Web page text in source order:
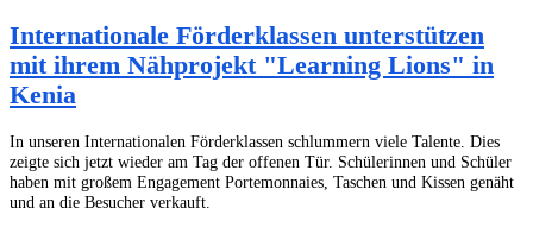
Internationale Förderklassen unterstützen
mit ihrem Nähprojekt "Learning Lions" in
Kenia
In unseren Internationalen Förderklassen schlummern viele Talente. Dies
zeigte sich jetzt wieder am Tag der offenen Tür. Schülerinnen und Schüler
haben mit großem Engagement Portemonnaies, Taschen und Kissen genäht
und an die Besucher verkauft.